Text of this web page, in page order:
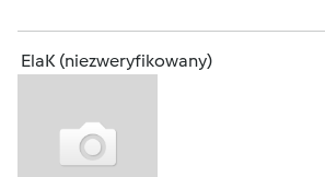
ElaK (niezweryfikowany)